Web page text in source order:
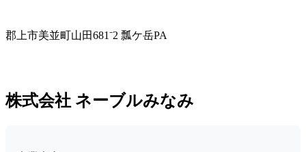
郡上市美並町山田681⁻2 瓢ケ岳PA
株式会社 ネーブルみなみ